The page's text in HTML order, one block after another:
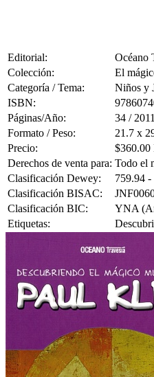
Editorial:
Océano
Colección:
El
Categoría / Tema:
Niños y
ISBN:
Páginas/Año:
34 / 2011
Formato / Peso:
21.7 x
Precio:
Derechos de venta para: Todo el
Clasificación Dewey:
759.94 -
Clasificación BISAC:
Clasificación BIC:
YNA
Etiquetas: